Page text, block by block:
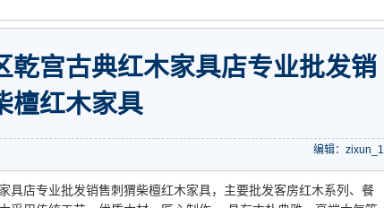
乾宫古典红木家具店专业批发销
檀红木家具
编辑：zixun_1
具店专业批发销售刺猬柴檀红木家具，主要批发客房红木系列、餐